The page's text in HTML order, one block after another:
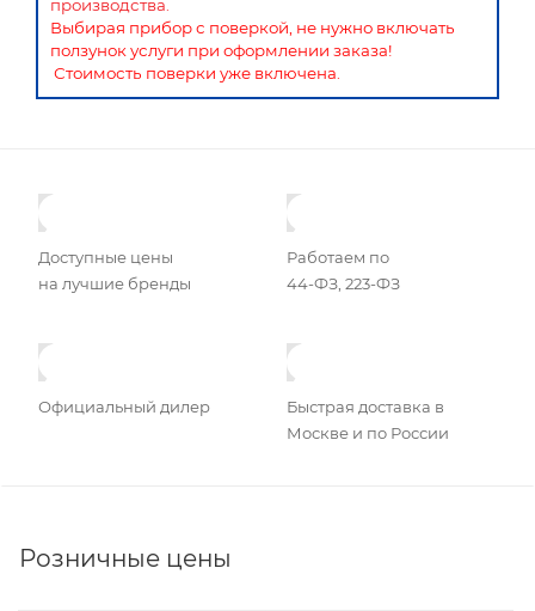
производства.
Выбирая прибор с поверкой, не нужно включать
ползунок услуги при оформлении заказа!
Стоимость поверки уже включена.
Доступные цены
на лучшие бренды
Работаем по
44-ФЗ, 223-ФЗ
Официальный дилер
Быстрая доставка в
Москве и по России
Розничные цены